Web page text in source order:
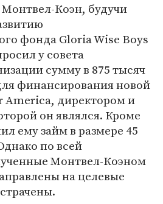
Монтвел-Коэн, будучи
фонда Gloria Wise Boys
у совета
сумму в 875 тысяч
финансирования новой
America, директором и
он являлся. Кроме
ему займ в размере 45
по всей
Монтвел-Коэном
на целевые